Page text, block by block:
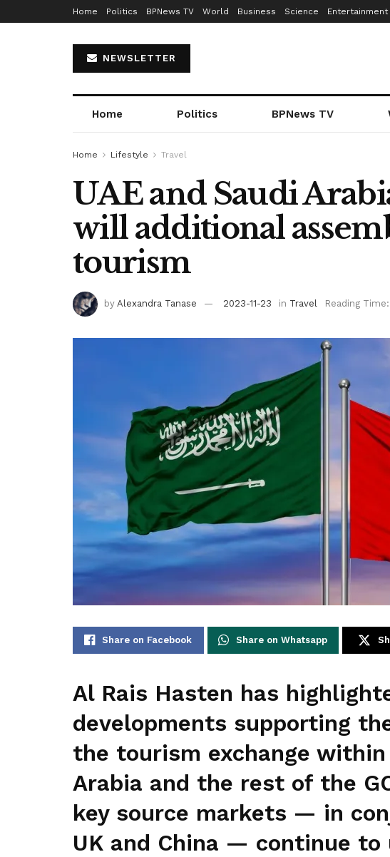
Home Politics BPNews TV World Business Science Entertainment
NEWSLETTER
Home Politics BPNews TV
Home Lifestyle Travel
UAE and Saudi
will additional
tourism
by Alexandra Tanase 2023-11-23 in Travel Reading
Share on Facebook Share on Whatsapp
Al Rais Hasten has
developments supporting
the tourism exchange within
Arabia and the rest of the
key source markets — in
UK and China — continue to